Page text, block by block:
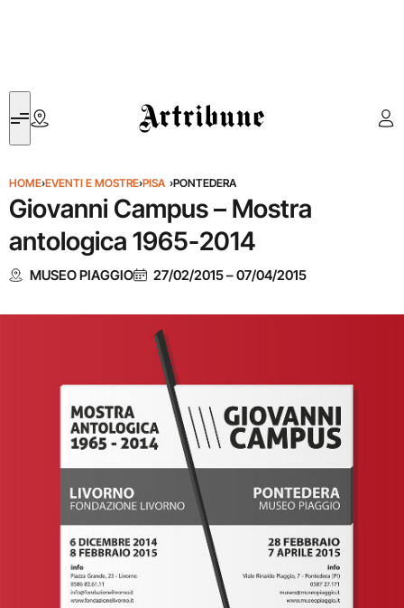
Artribune
HOME›EVENTI E MOSTRE›PISA ›PONTEDERA
Giovanni Campus – Mostra
antologica 1965-2014
MUSEO PIAGGIO 27/02/2015–07/04/2015